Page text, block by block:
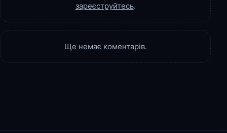
зареєструйтесь.
Ще немає коментарів.